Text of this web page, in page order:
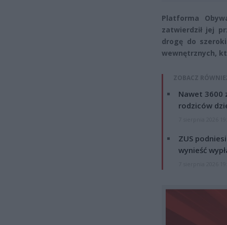
Platforma
zatwierdził jej
drogę do
wewnętrznych,
ZOBACZ
Nawet 3600
rodziców
ZUS
wynieść